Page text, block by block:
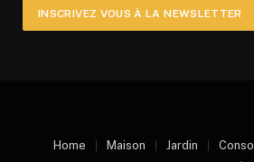
INSCRIVEZ VOUS À LA NEWSLETTER
Home Maison Jardin Conso